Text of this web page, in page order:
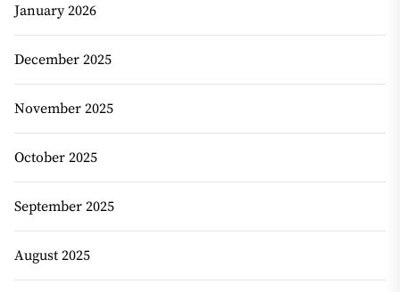
January 2026
December 2025
November 2025
October 2025
September 2025
August 2025